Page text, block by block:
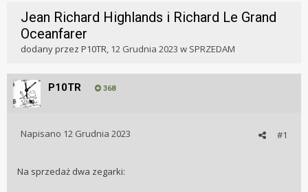
Jean Richard Highlands i Richard Le Grand
Oceanfarer
dodany przez P10TR, 12 Grudnia 2023 w SPRZEDAM
P10TR 368
#1
Napisano 12 Grudnia 2023
Na sprzedaż dwa zegarki: